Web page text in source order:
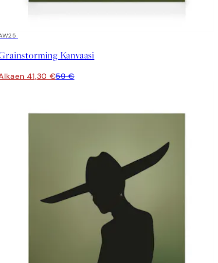
Kanvaasi
41,30 €59 €